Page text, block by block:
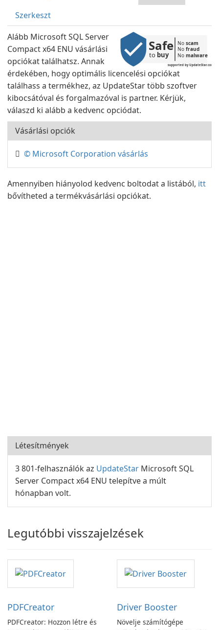
Szerkeszt
supported by UpdateStar.com
Safe
to buy
No scam
No fraud
No malware
Alább Microsoft SQL Server
Compact x64 ENU vásárlási
opciókat találhatsz. Annak
érdekében, hogy optimális licencelési opciókat
találhass a termékhez, az UpdateStar több szoftver
kibocsátóval és forgalmazóval is partner. Kérjük,
válaszd ki alább a kedvenc opciódat.
Vásárlási opciók
© Microsoft Corporation vásárlás
Amennyiben hiányolod kedvenc boltodat a listából, itt
bővítheted a termékvásárlási opciókat.
Létesítmények
3 801-felhasználók az UpdateStar Microsoft SQL
Server Compact x64 ENU telepítve a múlt
hónapban volt.
Legutóbbi visszajelzések
PDFCreator
PDFCreator: Hozzon létre és
Driver Booster
Növelje számítógépe